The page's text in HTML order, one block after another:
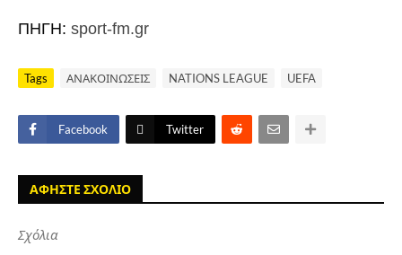
ΠΗΓΗ: sport-fm.gr
Tags ΑΝΑΚΟΙΝΩΣΕΙΣ NATIONS LEAGUE UEFA
Facebook Twitter
ΑΦΗΣΤΕ ΣΧΟΛΙΟ
Σχόλια